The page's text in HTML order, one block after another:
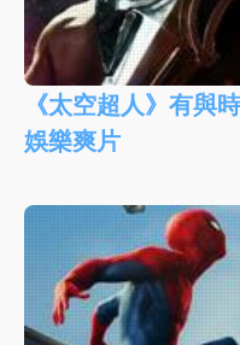
《太空超人》有與
娛樂爽片